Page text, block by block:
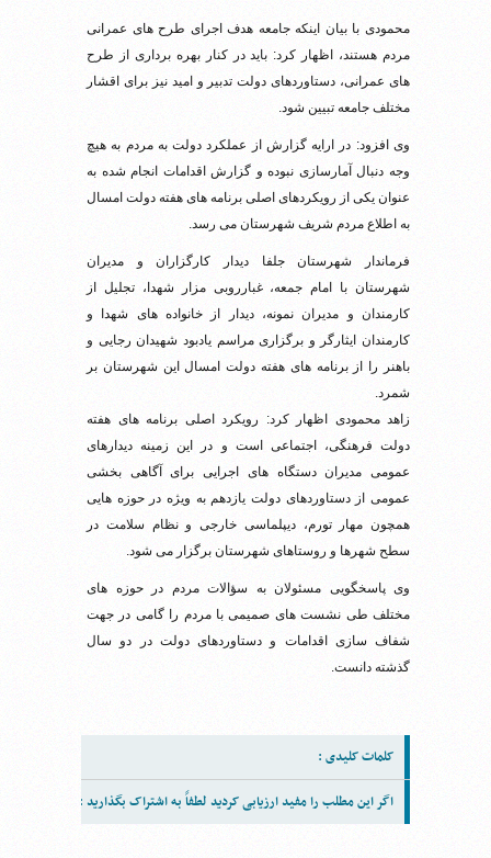
محمودی با بیان اینکه جامعه هدف اجرای طرح های عمرانی
مردم هستند، اظهار کرد: باید در کنار بهره برداری از طرح
های عمرانی، دستاوردهای دولت تدبیر و امید نیز برای اقشار
مختلف جامعه تبیین شود.
وی افزود: در ارایه گزارش از عملکرد دولت به مردم به هیچ
وجه دنبال آمارسازی نبوده و گزارش اقدامات انجام شده به
عنوان یکی از رویکردهای اصلی برنامه های هفته دولت امسال
به اطلاع مردم شریف شهرستان می رسد.
فرماندار شهرستان جلفا دیدار کارگزاران و مدیران
شهرستان با امام جمعه، غبارروبی مزار شهدا، تجلیل از
کارمندان و مدیران نمونه، دیدار از خانواده های شهدا و
کارمندان ایثارگر و برگزاری مراسم یادبود شهیدان رجایی و
باهنر را از برنامه های هفته دولت امسال این شهرستان بر
شمرد.
زاهد محمودی اظهار کرد: رویکرد اصلی برنامه های هفته
دولت فرهنگی، اجتماعی است و در این زمینه دیدارهای
عمومی مدیران دستگاه های اجرایی برای آگاهی بخشی
عمومی از دستاوردهای دولت یازدهم به ویژه در حوزه هایی
همچون مهار تورم، دیپلماسی خارجی و نظام سلامت در
سطح شهرها و روستاهای شهرستان برگزار می شود.
وی پاسخگویی مسئولان به سؤالات مردم در حوزه های
مختلف طی نشست های صمیمی با مردم را گامی در جهت
شفاف سازی اقدامات و دستاوردهای دولت در دو سال
گذشته دانست.
کلمات کلیدی :
اگر این مطلب را مفید ارزیابی کردید لطفاً به اشتراک بگذارید :